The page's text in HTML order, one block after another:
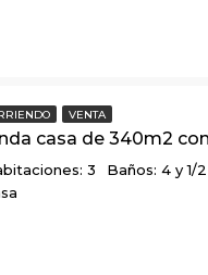
VENTA
3 Baños: 4 y 1/2